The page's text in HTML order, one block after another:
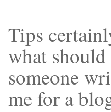
Tips
what
someone
me for a